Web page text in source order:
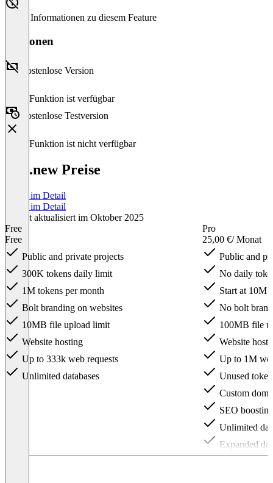
Keine Informationen zu diesem Feature
Versionen
Kostenlose Version
Diese Funktion ist verfügbar
Kostenlose Testversion
Diese Funktion ist nicht verfügbar
bolt.new Preise
Preise im Detail
Preise im Detail
Zuletzt aktualisiert im Oktober 2025
Free
Free
Public and private projects
300K tokens daily limit
1M tokens per month
Bolt branding on websites
10MB file upload limit
Website hosting
Up to 333k web requests
Unlimited databases
Pro
25,00 €/ Monat
Public and
No daily
Start at 10M
No bolt
100MB file
Website
Up to 1M
Unused
Custom
SEO boosting
Unlimited
Expanded